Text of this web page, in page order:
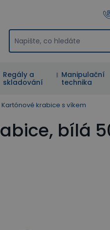
Regály a
skladování
Manipulační
technika
Kartónové krabice s víkem
bílá